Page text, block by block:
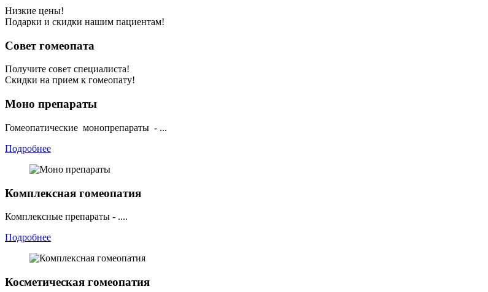
Низкие цены!
Подарки и скидки нашим пациентам!
Совет гомеопата
Получите совет специалиста!
Скидки на прием к гомеопату!
Моно препараты
Гомеопатические монопрепараты - ...
Подробнее
Комплексная гомеопатия
Комплексные препараты - ....
Подробнее
Косметическая гомеопатия